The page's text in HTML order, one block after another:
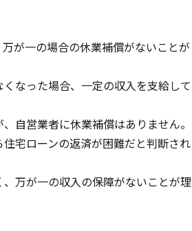
が一の場合の休業補償がないことが
なった場合、一定の収入を支給して
自営業者に休業補償はありません。
宅ローンの返済が困難だと判断され
万が一の収入の保障がないことが理